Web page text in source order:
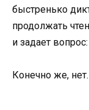
быстренько
продолжать
и задает
Конечно же,